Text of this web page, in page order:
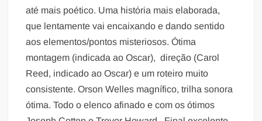
até mais poético. Uma história mais elaborada,
que lentamente vai encaixando e dando sentido
aos elementos/pontos misteriosos. Ótima
montagem (indicada ao Oscar), direção (Carol
Reed, indicado ao Oscar) e um roteiro muito
consistente. Orson Welles magnífico, trilha sonora
ótima. Todo o elenco afinado e com os ótimos